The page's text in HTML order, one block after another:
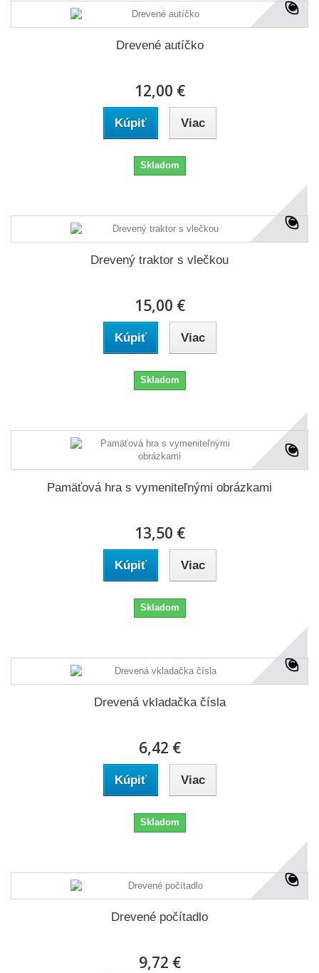
Drevené autíčko
12,00 €
Kúpiť Viac
Skladom
Drevený traktor s vlečkou
15,00 €
Kúpiť Viac
Skladom
Pamäťová hra s vymeniteľnými obrázkami
13,50 €
Kúpiť Viac
Skladom
Drevená vkladačka čísla
6,42 €
Kúpiť Viac
Skladom
Drevené počítadlo
9,72 €